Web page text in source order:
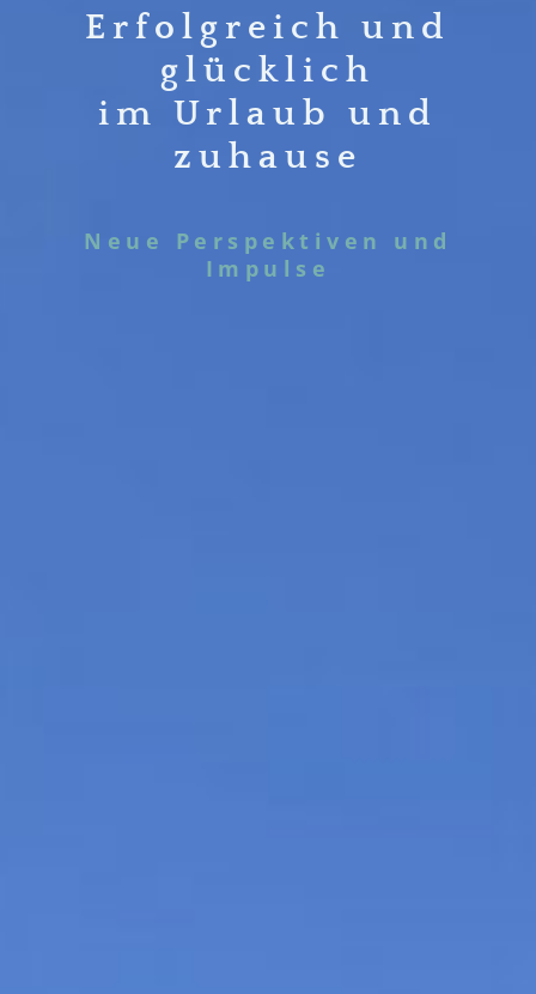
Erfolgreich und
glücklich
im Urlaub und
zuhause
Neue Perspektiven und
Impulse